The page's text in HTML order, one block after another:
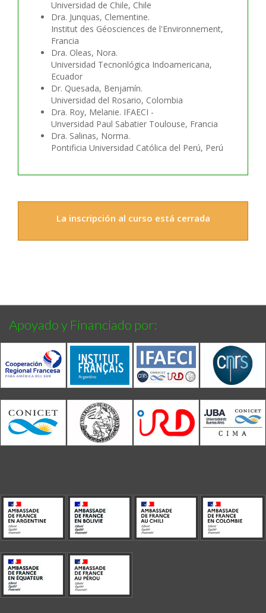
Universidad de Chile, Chile
Dra. Junquas, Clementine.
Institut des Géosciences de l'Environnement,
Francia
Dra. Oleas, Nora.
Universidad Tecnonlógica Indoamericana,
Ecuador
Dr. Quesada, Benjamín.
Universidad del Rosario, Colombia
Dra. Roy, Melanie. IFAECI -
Unversidad Paul Sabatier Toulouse, Francia
Dra. Salinas, Norma.
Pontificia Universidad Católica del Perú, Perú
La inscripción al curso está cerrada
Apoyado y Financiado por: